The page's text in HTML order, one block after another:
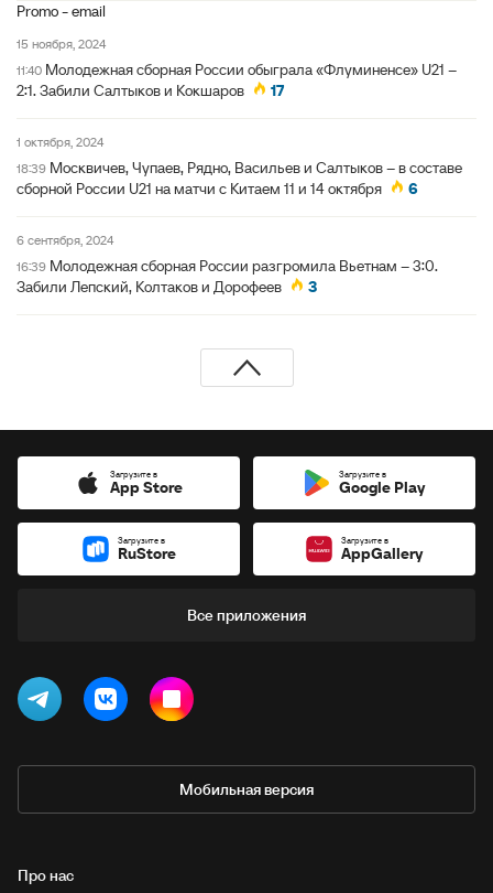
Promo - email
15 ноября, 2024
11:40 Молодежная сборная России обыграла «Флуминенсе» U21 –
2:1. Забили Салтыков и Кокшаров
17
1 октября, 2024
18:39 Москвичев, Чупаев, Рядно, Васильев и Салтыков – в составе
сборной России U21 на матчи с Китаем 11 и 14 октября
6
6 сентября, 2024
16:39 Молодежная сборная России разгромила Вьетнам – 3:0.
Забили Лепский, Колтаков и Дорофеев
3
Загрузите в
App Store
Загрузите в
Google Play
Загрузите в
RuStore
Загрузите в
AppGallery
Все приложения
Мобильная версия
Про нас